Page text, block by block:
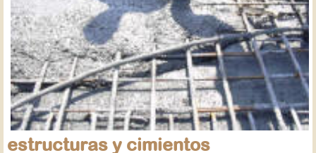
estructuras y cimientos